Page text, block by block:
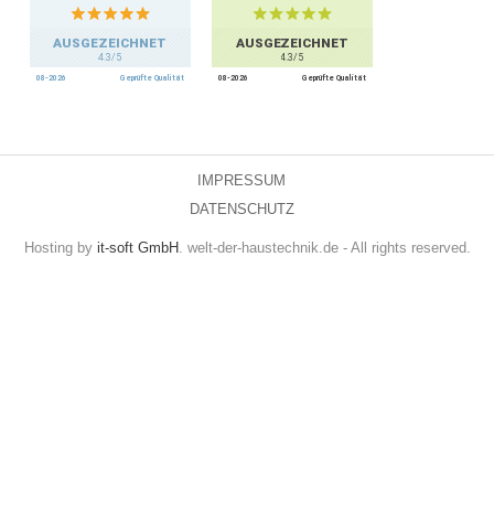
IMPRESSUM
DATENSCHUTZ
Hosting by it-soft GmbH . welt-der-haustechnik.de - All rights reserved.